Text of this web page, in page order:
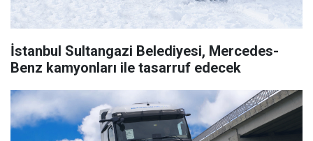
İstanbul Sultangazi Belediyesi, Mercedes-
Benz kamyonları ile tasarruf edecek